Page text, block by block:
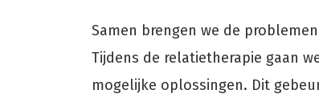
Samen brengen we de
Tijdens de relatietherapie gaan
mogelijke oplossingen. Dit